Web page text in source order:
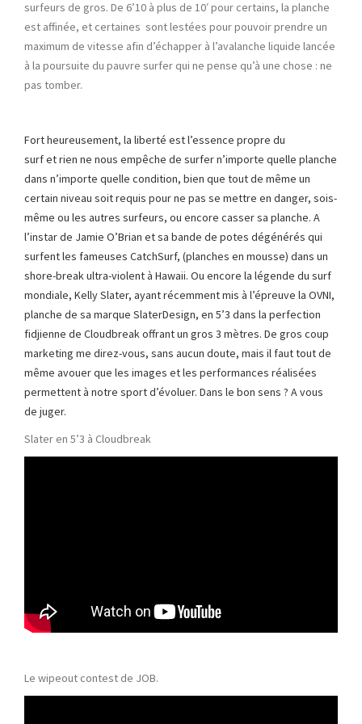
surfeurs de gros. De 6’10 à plus de 10′ pour certains, la planche
est affinée, et certaines sont lestées pour pouvoir prendre un
maximum de vitesse afin d’échapper à l’avalanche liquide lancée
à la poursuite du pauvre surfer qui ne pense qu’à une chose : ne
pas tomber.
Fort heureusement, la liberté est l’essence propre du
surf et rien ne nous empêche de surfer n’importe quelle planche
dans n’importe quelle condition, bien que tout de même un
certain niveau soit requis pour ne pas se mettre en danger, sois-
même ou les autres surfeurs, ou encore casser sa planche. A
l’instar de Jamie O’Brian et sa bande de potes dégénérés qui
surfent les fameuses CatchSurf, (planches en mousse) dans un
shore-break ultra-violent à Hawaii. Ou encore la légende du surf
mondiale, Kelly Slater, ayant récemment mis à l’épreuve la OVNI,
planche de sa marque SlaterDesign, en 5’3 dans la perfection
fidjienne de Cloudbreak offrant un gros 3 mètres. De gros coup
marketing me direz-vous, sans aucun doute, mais il faut tout de
même avouer que les images et les performances réalisées
permettent à notre sport d’évoluer. Dans le bon sens ? A vous
de juger.
Slater en 5’3 à Cloudbreak
Le wipeout contest de JOB.